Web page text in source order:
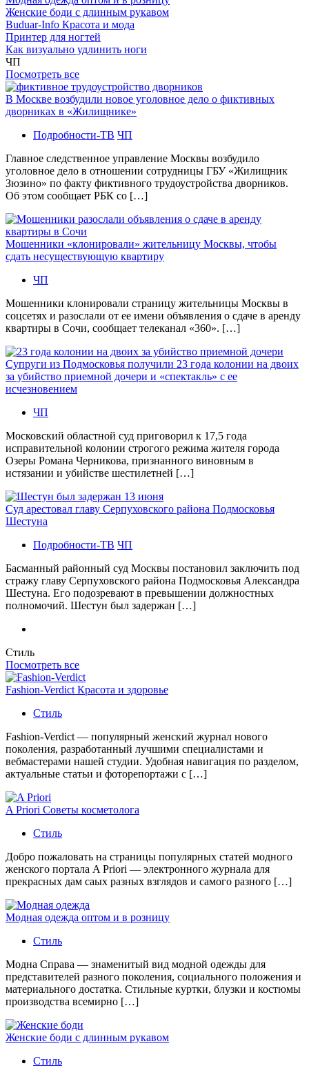
Женские боди с длинным рукавом
Buduar-Info Красота и мода
Принтер для ногтей
Как визуально удлинить ноги
ЧП
Посмотреть все
В Москве возбудили новое уголовное дело о фиктивных
дворниках в «Жилищнике»
Подробности-ТВ ЧП
Главное следственное управление Москвы возбудило
уголовное дело в отношении сотрудницы ГБУ «Жилищник
Зюзино» по факту фиктивного трудоустройства дворников.
Об этом сообщает РБК со […]
Мошенники «клонировали» жительницу Москвы, чтобы
сдать несуществующую квартиру
ЧП
Мошенники клонировали страницу жительницы Москвы в
соцсетях и разослали от ее имени объявления о сдаче в аренду
квартиры в Сочи, сообщает телеканал «360». […]
Супруги из Подмосковья получили 23 года колонии на двоих
за убийство приемной дочери и «спектакль» с ее
исчезновением
ЧП
Московский областной суд приговорил к 17,5 года
исправительной колонии строгого режима жителя города
Озеры Романа Черникова, признанного виновным в
истязании и убийстве шестилетней […]
Суд арестовал главу Серпуховского района Подмосковья
Шестуна
Подробности-ТВ ЧП
Басманный районный суд Москвы постановил заключить под
стражу главу Серпуховского района Подмосковья Александра
Шестуна. Его подозревают в превышении должностных
полномочий. Шестун был задержан […]
Стиль
Посмотреть все
Fashion-Verdict Красота и здоровье
Стиль
Fashion-Verdict — популярный женский журнал нового
поколения, разработанный лучшими специалистами и
вебмастерами нашей студии. Удобная навигация по разделом,
актуальные статьи и фоторепортажи с […]
A Priori Советы косметолога
Стиль
Добро пожаловать на страницы популярных статей модного
женского портала A Priori — электронного журнала для
прекрасных дам саых разных взглядов и самого разного […]
Модная одежда оптом и в розницу
Стиль
Модна Справа — знаменитый вид модной одежды для
представителей разного поколения, социального положения и
материального достатка. Стильные куртки, блузки и костюмы
производства всемирно […]
Женские боди с длинным рукавом
Стиль